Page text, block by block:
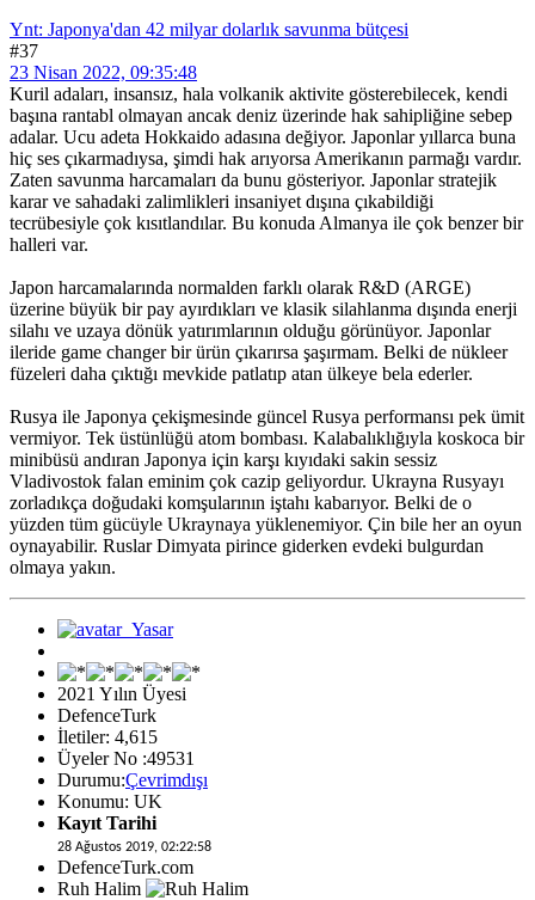
Ynt: Japonya'dan 42 milyar dolarlık savunma bütçesi
#37
23 Nisan 2022, 09:35:48
Kuril adaları, insansız, hala volkanik aktivite gösterebilecek, kendi
başına rantabl olmayan ancak deniz üzerinde hak sahipliğine sebep
adalar. Ucu adeta Hokkaido adasına değiyor. Japonlar yıllarca buna
hiç ses çıkarmadıysa, şimdi hak arıyorsa Amerikanın parmağı vardır.
Zaten savunma harcamaları da bunu gösteriyor. Japonlar stratejik
karar ve sahadaki zalimlikleri insaniyet dışına çıkabildiği
tecrübesiyle çok kısıtlandılar. Bu konuda Almanya ile çok benzer bir
halleri var.
Japon harcamalarında normalden farklı olarak R&D (ARGE)
üzerine büyük bir pay ayırdıkları ve klasik silahlanma dışında enerji
silahı ve uzaya dönük yatırımlarının olduğu görünüyor. Japonlar
ileride game changer bir ürün çıkarırsa şaşırmam. Belki de nükleer
füzeleri daha çıktığı mevkide patlatıp atan ülkeye bela ederler.
Rusya ile Japonya çekişmesinde güncel Rusya performansı pek ümit
vermiyor. Tek üstünlüğü atom bombası. Kalabalıklığıyla koskoca bir
minibüsü andıran Japonya için karşı kıyıdaki sakin sessiz
Vladivostok falan eminim çok cazip geliyordur. Ukrayna Rusyayı
zorladıkça doğudaki komşularının iştahı kabarıyor. Belki de o
yüzden tüm gücüyle Ukraynaya yüklenemiyor. Çin bile her an oyun
oynayabilir. Ruslar Dimyata pirince giderken evdeki bulgurdan
olmaya yakın.
2021 Yılın Üyesi
DefenceTurk
İletiler: 4,615
Üyeler No :49531
Durumu:Çevrimdışı
Konumu: UK
Kayıt Tarihi
28 Ağustos 2019, 02:22:58
DefenceTurk.com
Ruh Halim